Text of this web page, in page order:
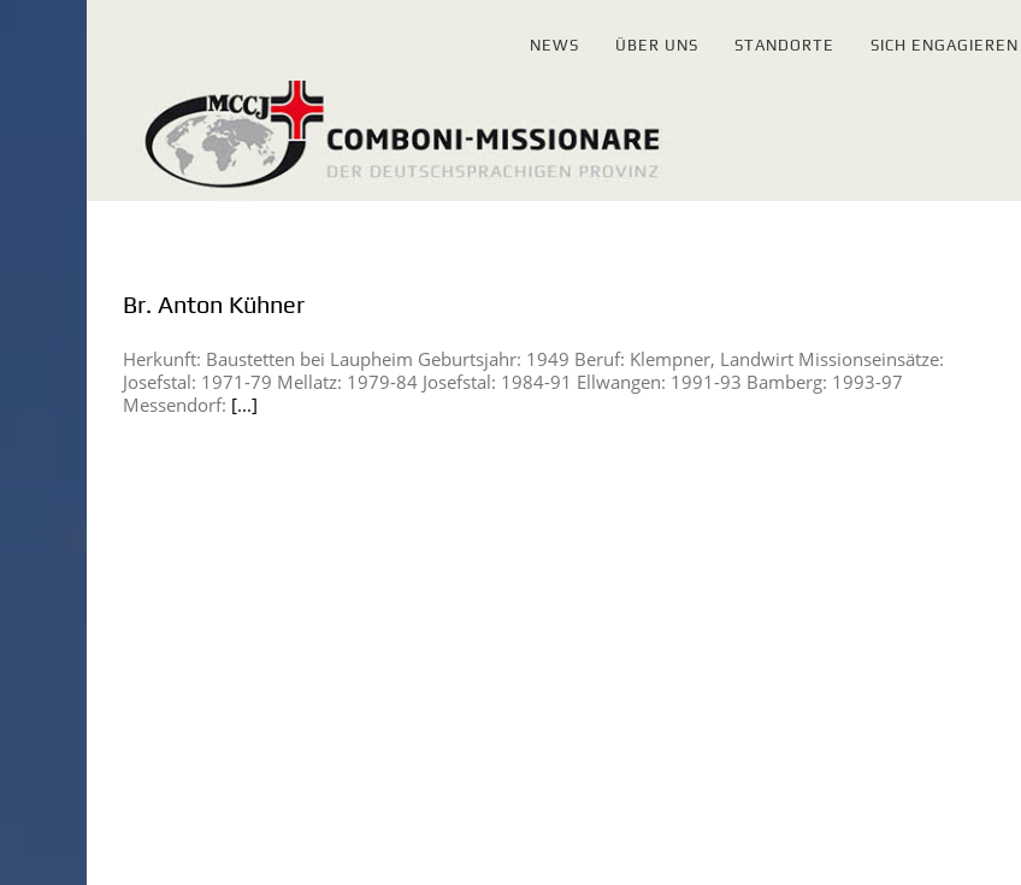
NEWS ÜBER UNS STANDORTE SICH ENGAGIEREN
Br. Anton Kühner
Herkunft: Baustetten bei Laupheim Geburtsjahr: 1949 Beruf: Klempner, Landwirt Missionseinsätze:
Josefstal: 1971-79 Mellatz: 1979-84 Josefstal: 1984-91 Ellwangen: 1991-93 Bamberg: 1993-97
Messendorf: [...]